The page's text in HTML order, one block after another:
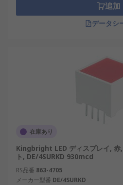
追加
データシ
在庫あり
Kingbright LED ディスプレイ, 赤
ト, DE/4SURKD 930mcd
RS品番 863-4705
メーカー型番 DE/4SURKD